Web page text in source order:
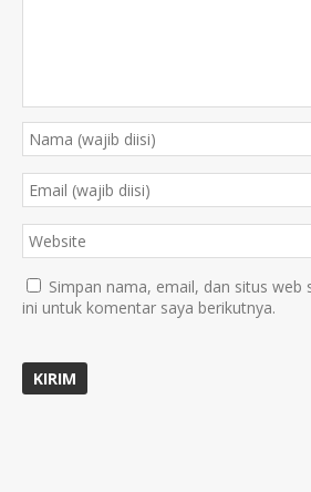
Simpan nama, email, dan situs web
ini untuk komentar saya berikutnya.